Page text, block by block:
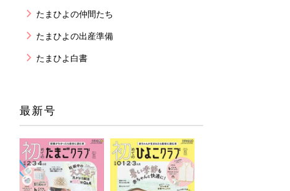
たまひよの仲間たち
たまひよの出産準備
たまひよ白書
最新号